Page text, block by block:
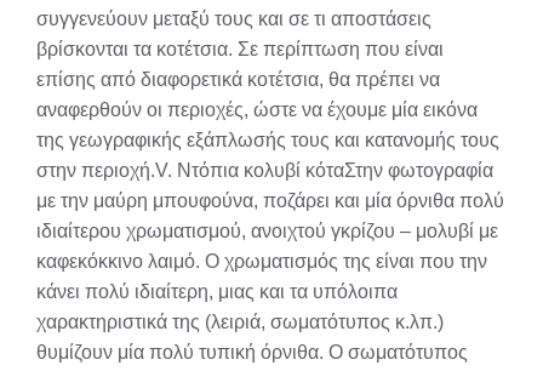
συγγενεύουν μεταξύ τους και σε τι αποστάσεις
βρίσκονται τα κοτέτσια. Σε περίπτωση που είναι
επίσης από διαφορετικά κοτέτσια, θα πρέπει να
αναφερθούν οι περιοχές, ώστε να έχουμε μία εικόνα
της γεωγραφικής εξάπλωσής τους και κατανομής τους
στην περιοχή.V. Ντόπια κολυβί κόταΣτην φωτογραφία
με την μαύρη μπουφούνα, ποζάρει και μία όρνιθα πολύ
ιδιαίτερου χρωματισμού, ανοιχτού γκρίζου – μολυβί με
καφεκόκκινο λαιμό. Ο χρωματισμός της είναι που την
κάνει πολύ ιδιαίτερη, μιας και τα υπόλοιπα
χαρακτηριστικά της (λειριά, σωματότυπος κ.λπ.)
θυμίζουν μία πολύ τυπική όρνιθα. Ο σωματότυπος